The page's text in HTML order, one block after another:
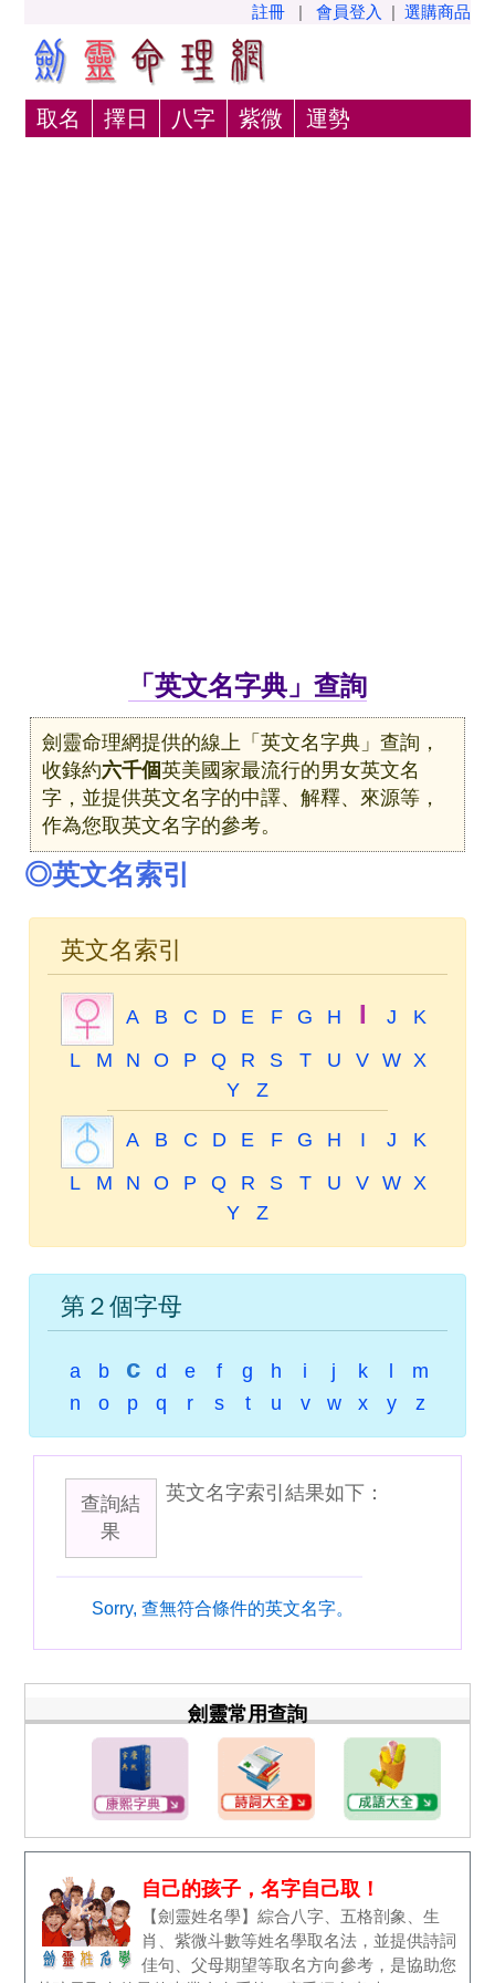
註冊 | 會員登入 | 選購商品
取名 擇日 八字 紫微 運勢
「英文名字典」查詢
劍靈命理網提供的線上「英文名字典」查詢，
收錄約六千個英美國家最流行的男女英文名
字，並提供英文名字的中譯、解釋、來源等，
作為您取英文名字的參考。
◎英文名索引
英文名索引
A B C D E F G H I J
K
L
M N O P Q R S T U V W X
Y
Z
A B C D E F G H I J
K
L
M N O P Q R S T U V W X
Y
Z
第２個字母
a b c d e f g h i j k
m
n
o p q r s t u v w x y z
查詢結
果
英文名字索引結果如下：
Sorry, 查無符合條件的英文名字。
劍靈常用查詢
自己的孩子，名字自己取！
【劍靈姓名學】綜合八字、五格剖象、生
肖、紫微斗數等姓名學取名法，並提供詩詞
佳句、父母期望等取名方向參考，是協助您